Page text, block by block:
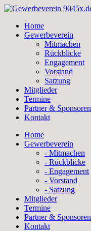
Skip
contentHome
Gewerbeverein
Mitmachen
Rückblicke
Engagement
Vorstand
Satzung
Mitglieder
Termine
Partner & Sponsoren
Kontakt
Home
Gewerbeverein
- Mitmachen
- Rückblicke
- Engagement
- Vorstand
- Satzung
Mitglieder
Termine
Partner & Sponsoren
Kontakt